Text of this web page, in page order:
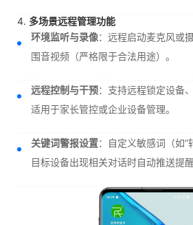
4. 多场景远程管理功能
环境监听与录像：远程启动麦克风或
围音视频（严格限于合法用途）。
远程控制与干预：支持远程锁定设备
适用于家长管控或企业设备管理。
关键词警报设置：自定义敏感词（如“
目标设备出现相关对话时自动推送提醒